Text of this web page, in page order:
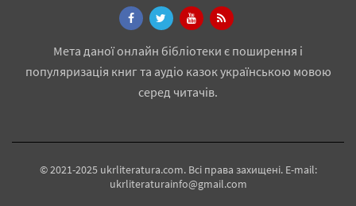
Мета даної онлайн бібліотеки є поширення і
популяризація книг та аудіо казок українською мовою
серед читачів.
© 2021-2025 ukrliteratura.com. Всі права захищені. E-mail:
ukrliteraturainfo@gmail.com